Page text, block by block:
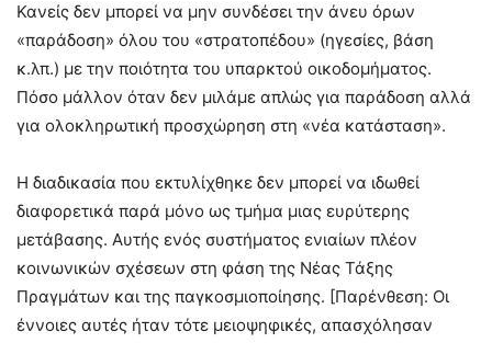
Κανείς δεν μπορεί να μην συνδέσει την άνευ όρων
«παράδοση» όλου του «στρατοπέδου» (ηγεσίες, βάση
κ.λπ.) με την ποιότητα του υπαρκτού οικοδομήματος.
Πόσο μάλλον όταν δεν μιλάμε απλώς για παράδοση αλλά
για ολοκληρωτική προσχώρηση στη «νέα κατάσταση».
Η διαδικασία που εκτυλίχθηκε δεν μπορεί να ιδωθεί
διαφορετικά παρά μόνο ως τμήμα μιας ευρύτερης
μετάβασης. Αυτής ενός συστήματος ενιαίων πλέον
κοινωνικών σχέσεων στη φάση της Νέας Τάξης
Πραγμάτων και της παγκοσμιοποίησης. [Παρένθεση: Οι
έννοιες αυτές ήταν τότε μειοψηφικές, απασχόλησαν